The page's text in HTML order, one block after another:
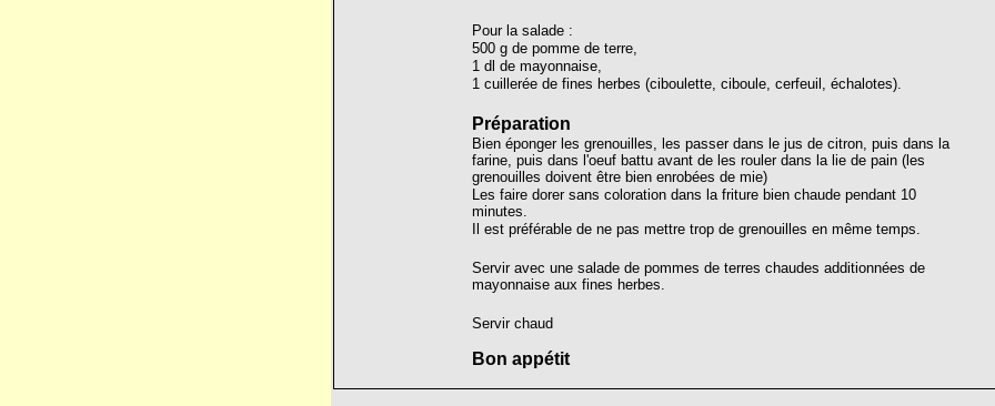
Pour la salade :
500 g de pomme de terre,
1 dl de mayonnaise,
1 cuillerée de fines herbes (ciboulette, ciboule, cerfeuil, échalotes).
Préparation
Bien éponger les grenouilles, les passer dans le jus de citron, puis dans la
farine, puis dans l'oeuf battu avant de les rouler dans la lie de pain (les
grenouilles doivent être bien enrobées de mie)
Les faire dorer sans coloration dans la friture bien chaude pendant 10
minutes.
Il est préférable de ne pas mettre trop de grenouilles en même temps.
Servir avec une salade de pommes de terres chaudes additionnées de
mayonnaise aux fines herbes.
Servir chaud
Bon appétit